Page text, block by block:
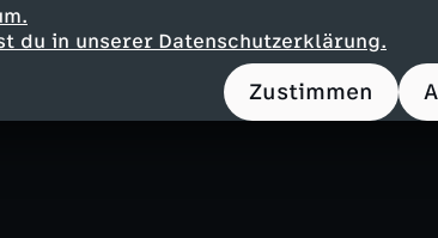
du in unserer Datenschutzerklärung.
Zustimmen
- Karl Fischer
Bachleitner